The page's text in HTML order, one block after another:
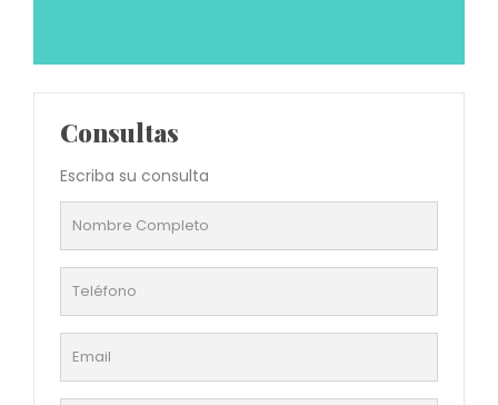
Consultas
Escriba su consulta